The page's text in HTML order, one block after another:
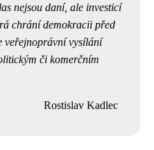
nejsou daní, ale investicí
chrání demokracii před
veřejnoprávní vysílání
či komerčním
Rostislav Kadlec